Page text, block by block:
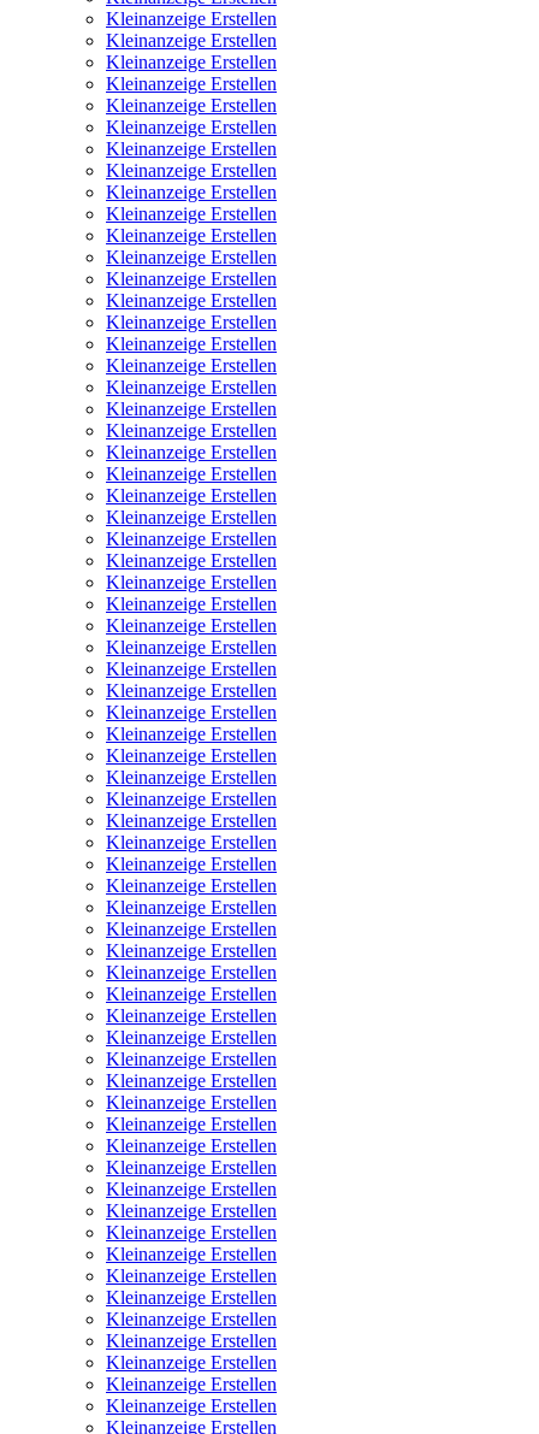
Kleinanzeige Erstellen
Kleinanzeige Erstellen
Kleinanzeige Erstellen
Kleinanzeige Erstellen
Kleinanzeige Erstellen
Kleinanzeige Erstellen
Kleinanzeige Erstellen
Kleinanzeige Erstellen
Kleinanzeige Erstellen
Kleinanzeige Erstellen
Kleinanzeige Erstellen
Kleinanzeige Erstellen
Kleinanzeige Erstellen
Kleinanzeige Erstellen
Kleinanzeige Erstellen
Kleinanzeige Erstellen
Kleinanzeige Erstellen
Kleinanzeige Erstellen
Kleinanzeige Erstellen
Kleinanzeige Erstellen
Kleinanzeige Erstellen
Kleinanzeige Erstellen
Kleinanzeige Erstellen
Kleinanzeige Erstellen
Kleinanzeige Erstellen
Kleinanzeige Erstellen
Kleinanzeige Erstellen
Kleinanzeige Erstellen
Kleinanzeige Erstellen
Kleinanzeige Erstellen
Kleinanzeige Erstellen
Kleinanzeige Erstellen
Kleinanzeige Erstellen
Kleinanzeige Erstellen
Kleinanzeige Erstellen
Kleinanzeige Erstellen
Kleinanzeige Erstellen
Kleinanzeige Erstellen
Kleinanzeige Erstellen
Kleinanzeige Erstellen
Kleinanzeige Erstellen
Kleinanzeige Erstellen
Kleinanzeige Erstellen
Kleinanzeige Erstellen
Kleinanzeige Erstellen
Kleinanzeige Erstellen
Kleinanzeige Erstellen
Kleinanzeige Erstellen
Kleinanzeige Erstellen
Kleinanzeige Erstellen
Kleinanzeige Erstellen
Kleinanzeige Erstellen
Kleinanzeige Erstellen
Kleinanzeige Erstellen
Kleinanzeige Erstellen
Kleinanzeige Erstellen
Kleinanzeige Erstellen
Kleinanzeige Erstellen
Kleinanzeige Erstellen
Kleinanzeige Erstellen
Kleinanzeige Erstellen
Kleinanzeige Erstellen
Kleinanzeige Erstellen
Kleinanzeige Erstellen
Kleinanzeige Erstellen
Kleinanzeige Erstellen